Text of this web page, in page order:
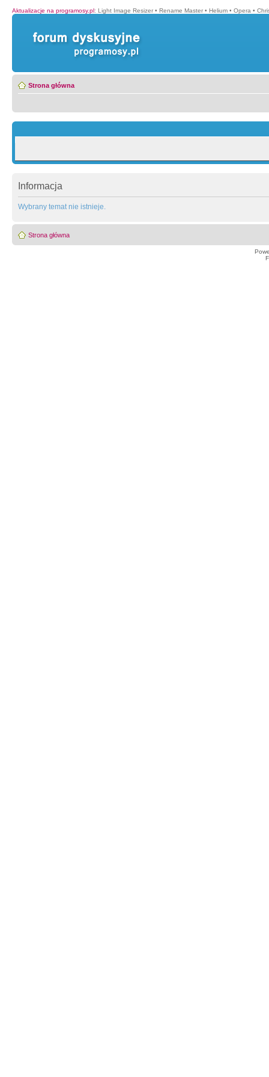
Aktualizacje na programosy.pl: Light Image Resizer • Rename Master • Helium • Opera •
Strona główna
Informacja
Wybrany temat nie istnieje.
Strona główna